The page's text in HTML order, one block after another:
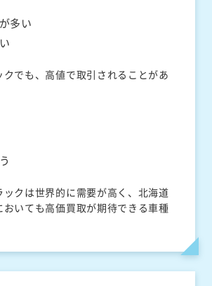
多い
クでも、高値で取引されることがあ
ックは世界的に需要が高く、北海道
おいても高価買取が期待できる車種